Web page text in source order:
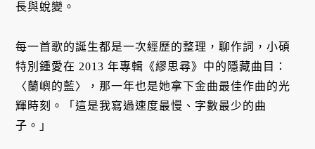
長與蛻變。
每一首歌的誕生都是一次經歷的整理，聊作詞，小碩
特別鍾愛在 2013 年專輯《繆思尋》中的隱藏曲目：
〈蘭嶼的藍〉，那一年也是她拿下金曲最佳作曲的光
輝時刻。「這是我寫過速度最慢、字數最少的曲
子。」